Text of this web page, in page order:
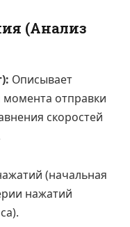
(Анализ
Описывает
отправки
скоростей
(начальная
нажатий